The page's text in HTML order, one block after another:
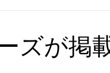
ズが掲